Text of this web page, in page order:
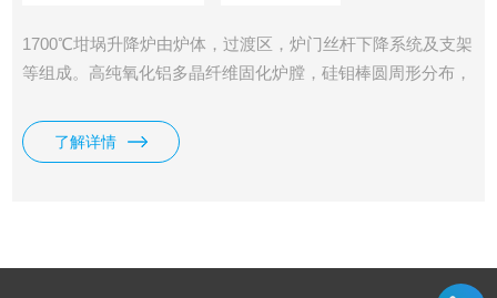
1700℃坩埚升降炉由炉体，过渡区，炉门丝杆下降系统及支架
等组成。高纯氧化铝多晶纤维固化炉膛，硅钼棒圆周形分布，
节，上下限采用限位开关控制，保证坩埚运行的平稳、安全。
了解详情